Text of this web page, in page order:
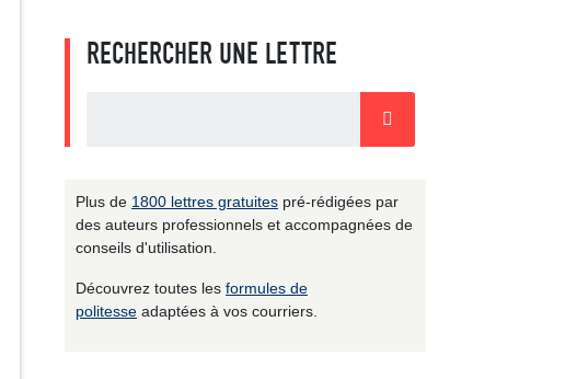
RECHERCHER UNE LETTRE
Plus de 1800 lettres gratuites pré-rédigées par
des auteurs professionnels et accompagnées de
conseils d'utilisation.
Découvrez toutes les formules de
politesse adaptées à vos courriers.